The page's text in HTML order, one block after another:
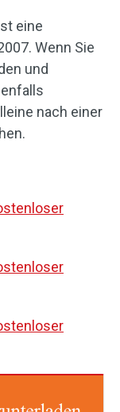
eine
Wenn Sie
und
nach einer